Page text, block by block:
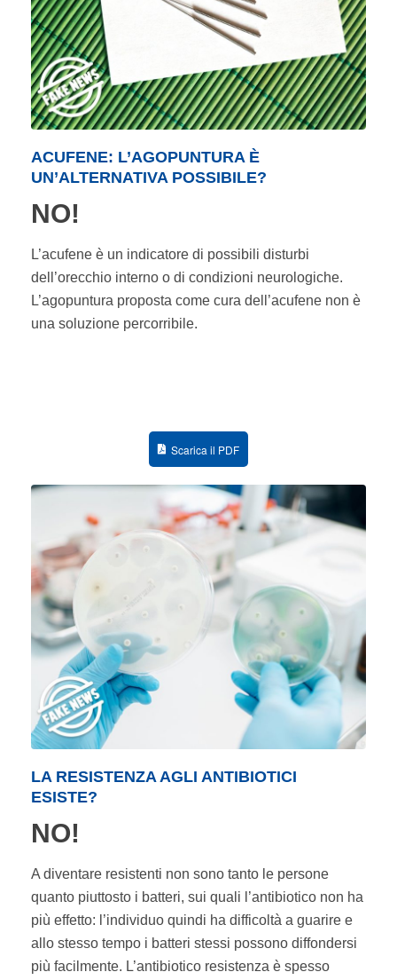
ACUFENE: L’AGOPUNTURA È
UN’ALTERNATIVA POSSIBILE?
NO!
L’acufene è un indicatore di possibili disturbi
dell’orecchio interno o di condizioni neurologiche.
L’agopuntura proposta come cura dell’acufene non è
una soluzione percorribile.
Scarica il PDF
LA RESISTENZA AGLI ANTIBIOTICI
ESISTE?
NO!
A diventare resistenti non sono tanto le persone
quanto piuttosto i batteri, sui quali l’antibiotico non ha
più effetto: l’individuo quindi ha difficoltà a guarire e
allo stesso tempo i batteri stessi possono diffondersi
più facilmente. L’antibiotico resistenza è spesso